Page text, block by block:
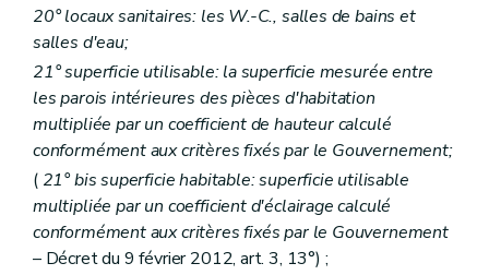
Art. 148 quinquies
Art. 149
Art. 150
Art. 151
Art. 152
Art. 152bis
Art. 152ter
Art. 152 quater
Art. 152quinquies
Sous-section 5 Des comités consultatifs des locataires et des propriétaires
Art. 153
Art. 154
20° locaux sanitaires: les W.-C., salles de bains et
salles d'eau;
21° superficie utilisable: la superficie mesurée entre
les parois intérieures des pièces d'habitation
multipliée par un coefficient de hauteur calculé
conformément aux critères fixés par le Gouvernement;
( 21°bissuperficie habitable: superficie utilisable
multipliée par un coefficient d'éclairage calculé
conformément aux critères fixés par le Gouvernement
– Décret du 9 février 2012, art. 3, 13°) ;